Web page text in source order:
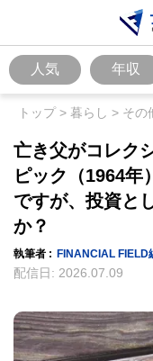
人気 年収
トップ> 暮らし > その
亡き父がコレク
ピック（1964年
ですが、投資と
か？
執筆者 : FINANCIAL FIELD
配信日: 2026.07.09